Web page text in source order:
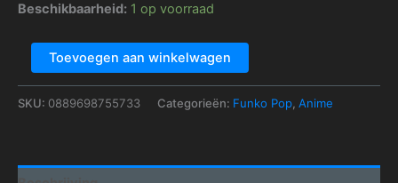
Beschikbaarheid: 1 op voorraad
Toevoegen aan winkelwagen
SKU: 0889698755733 Categorieën: Funko Pop Anime